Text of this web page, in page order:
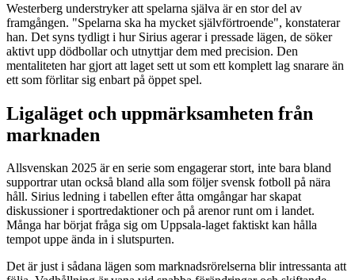
Westerberg understryker att spelarna själva är en stor del av
framgången. "Spelarna ska ha mycket självförtroende", konstaterar
han. Det syns tydligt i hur Sirius agerar i pressade lägen, de söker
aktivt upp dödbollar och utnyttjar dem med precision. Den
mentaliteten har gjort att laget sett ut som ett komplett lag snarare än
ett som förlitar sig enbart på öppet spel.
Ligaläget och uppmärksamheten från
marknaden
Allsvenskan 2025 är en serie som engagerar stort, inte bara bland
supportrar utan också bland alla som följer svensk fotboll på nära
håll. Sirius ledning i tabellen efter åtta omgångar har skapat
diskussioner i sportredaktioner och på arenor runt om i landet.
Många har börjat fråga sig om Uppsala-laget faktiskt kan hålla
tempot uppe ända in i slutspurten.
Det är just i sådana lägen som marknadsrörelserna blir intressanta att